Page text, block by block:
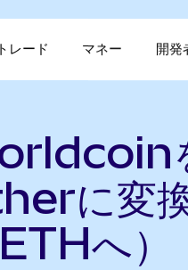
トレード マネー 開発
に変
へ）